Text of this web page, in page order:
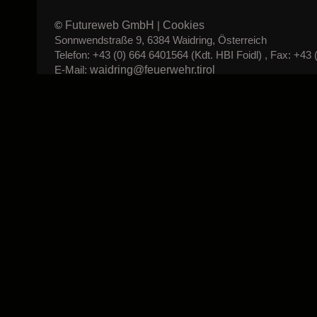
© Futureweb GmbH | Cookies
Sonnwendstraße 9, 6384 Waidring, Österreich
Telefon: +43 (0) 664 6401564 (Kdt. HBI Foidl) , Fax: +43
E-Mail: waidring@feuerwehr.tirol